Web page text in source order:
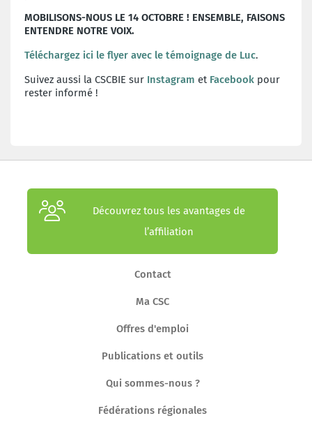
MOBILISONS-NOUS LE 14 OCTOBRE ! ENSEMBLE, FAISONS
ENTENDRE NOTRE VOIX.
Téléchargez ici le flyer avec le témoignage de Luc.
Suivez aussi la CSCBIE sur Instagram et Facebook pour
rester informé !
Découvrez tous les avantages de
l’affiliation
Contact
Ma CSC
Offres d'emploi
Publications et outils
Qui sommes-nous ?
Fédérations régionales